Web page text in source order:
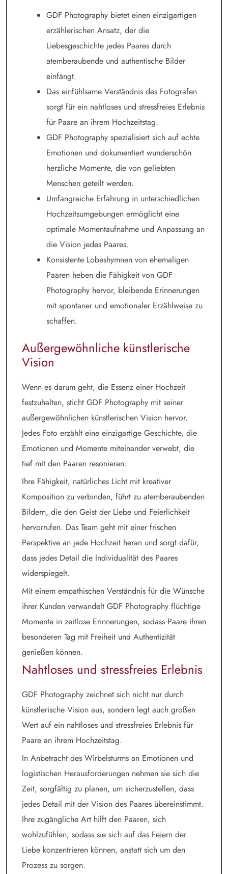
GDF Photography bietet einen einzigartigen
erzählerischen Ansatz, der die
Liebesgeschichte jedes Paares durch
atemberaubende und authentische Bilder
einfängt.
Das einfühlsame Verständnis des Fotografen
sorgt für ein nahtloses und stressfreies Erlebnis
für Paare an ihrem Hochzeitstag.
GDF Photography spezialisiert sich auf echte
Emotionen und dokumentiert wunderschön
herzliche Momente, die von geliebten
Menschen geteilt werden.
Umfangreiche Erfahrung in unterschiedlichen
Hochzeitsumgebungen ermöglicht eine
optimale Momentaufnahme und Anpassung an
die Vision jedes Paares.
Konsistente Lobeshymnen von ehemaligen
Paaren heben die Fähigkeit von GDF
Photography hervor, bleibende Erinnerungen
mit spontaner und emotionaler Erzählweise zu
schaffen.
Außergewöhnliche künstlerische
Vision
Wenn es darum geht, die Essenz einer Hochzeit
festzuhalten, sticht GDF Photography mit seiner
außergewöhnlichen künstlerischen Vision hervor.
Jedes Foto erzählt eine einzigartige Geschichte, die
Emotionen und Momente miteinander verwebt, die
tief mit den Paaren resonieren.
Ihre Fähigkeit, natürliches Licht mit kreativer
Komposition zu verbinden, führt zu atemberaubenden
Bildern, die den Geist der Liebe und Feierlichkeit
hervorrufen. Das Team geht mit einer frischen
Perspektive an jede Hochzeit heran und sorgt dafür,
dass jedes Detail die Individualität des Paares
widerspiegelt.
Mit einem empathischen Verständnis für die Wünsche
ihrer Kunden verwandelt GDF Photography flüchtige
Momente in zeitlose Erinnerungen, sodass Paare ihren
besonderen Tag mit Freiheit und Authentizität
genießen können.
Nahtloses und stressfreies Erlebnis
GDF Photography zeichnet sich nicht nur durch
künstlerische Vision aus, sondern legt auch großen
Wert auf ein nahtloses und stressfreies Erlebnis für
Paare an ihrem Hochzeitstag.
In Anbetracht des Wirbelsturms an Emotionen und
logistischen Herausforderungen nehmen sie sich die
Zeit, sorgfältig zu planen, um sicherzustellen, dass
jedes Detail mit der Vision des Paares übereinstimmt.
Ihre zugängliche Art hilft den Paaren, sich
wohlzufühlen, sodass sie sich auf das Feiern der
Liebe konzentrieren können, anstatt sich um den
Prozess zu sorgen.